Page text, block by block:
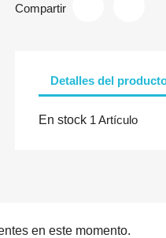
Compartir
Detalles del
En stock 1 Artículo
en este momento.